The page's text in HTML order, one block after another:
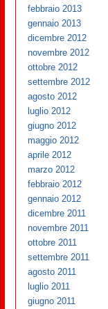
febbraio 2013
gennaio 2013
dicembre 2012
novembre 2012
ottobre 2012
settembre 2012
agosto 2012
luglio 2012
giugno 2012
maggio 2012
aprile 2012
marzo 2012
febbraio 2012
gennaio 2012
dicembre 2011
novembre 2011
ottobre 2011
settembre 2011
agosto 2011
luglio 2011
giugno 2011